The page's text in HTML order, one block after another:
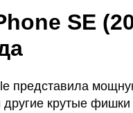
SE
представила
другие крутые